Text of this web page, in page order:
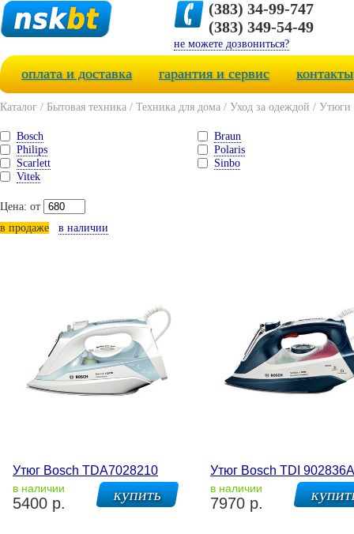
(383) 34-99-747
(383) 349-54-49
не можете дозвониться?
оплата и доставка гарантия и сервис контакты
Каталог / Бытовая техника / Техника для дома / Уход за одеждой / Утюги
Bosch
Braun
Philips
Polaris
Scarlett
Sinbo
Vitek
Цена: от
в продаже
в наличии
Утюг Bosch TDA7028210
в наличии
5400 р.
Утюг Bosch TDI 902836A
в наличии
7970 р.